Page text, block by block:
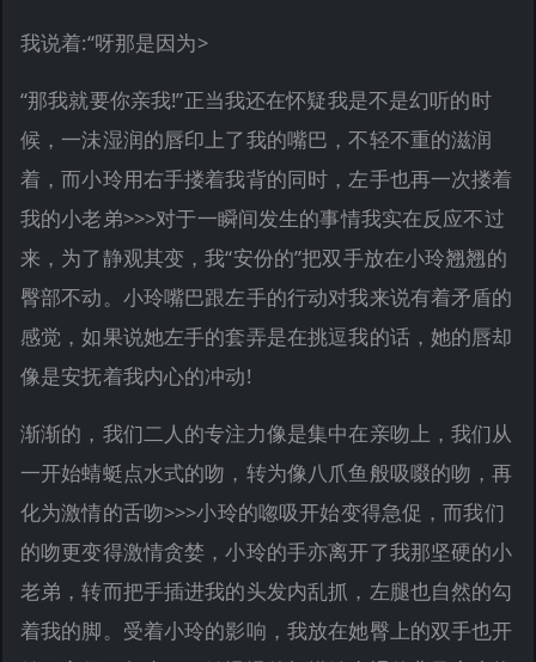
我说着:“呀那是因为>
“那我就要你亲我!”正当我还在怀疑我是不是幻听的时
候，一沬湿润的唇印上了我的嘴巴，不轻不重的滋润
着，而小玲用右手搂着我背的同时，左手也再一次搂着
我的小老弟>>>对于一瞬间发生的事情我实在反应不过
来，为了静观其变，我“安份的”把双手放在小玲翘翘的
臀部不动。小玲嘴巴跟左手的行动对我来说有着矛盾的
感觉，如果说她左手的套弄是在挑逗我的话，她的唇却
像是安抚着我内心的冲动!
渐渐的，我们二人的专注力像是集中在亲吻上，我们从
一开始蜻蜓点水式的吻，转为像八爪鱼般吸啜的吻，再
化为激情的舌吻>>>小玲的唿吸开始变得急促，而我们
的吻更变得激情贪婪，小玲的手亦离开了我那坚硬的小
老弟，转而把手插进我的头发内乱抓，左腿也自然的勾
着我的脚。受着小玲的影响，我放在她臀上的双手也开